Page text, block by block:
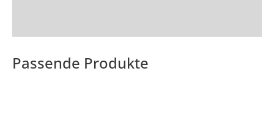
Passende Produkte